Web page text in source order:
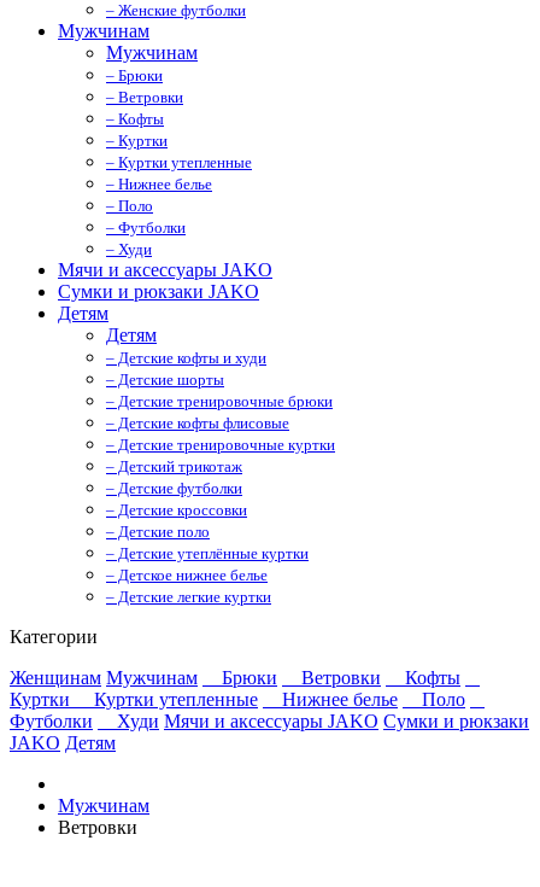
– Женские футболки
Мужчинам
Мужчинам
– Брюки
– Ветровки
– Кофты
– Куртки
– Куртки утепленные
– Нижнее белье
– Поло
– Футболки
– Худи
Мячи и аксессуары JAKO
Сумки и рюкзаки JAKO
Детям
Детям
– Детские кофты и худи
– Детские шорты
– Детские тренировочные брюки
– Детские кофты флисовые
– Детские тренировочные куртки
– Детский трикотаж
– Детские футболки
– Детские кроссовки
– Детские поло
– Детские утеплённые куртки
– Детское нижнее белье
– Детские легкие куртки
Категории
Женщинам Мужчинам Брюки Ветровки
Кофты
Куртки
Куртки утепленные Нижнее белье
Поло
Футболки
Худи Мячи и аксессуары JAKO Сумки и рюкзаки
JAKO Детям
Мужчинам
Ветровки